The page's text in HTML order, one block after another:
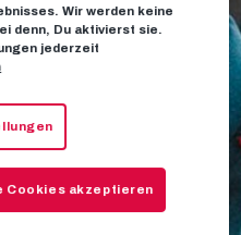
Wir werden keine
denn, Du aktivierst sie.
jederzeit
Cookies akzeptieren